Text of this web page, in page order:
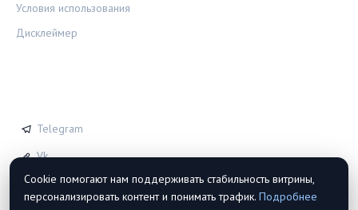
Условия использования
Дисклеймер
Telegram
Vk
Cookie помогают нам поддерживать стабильность витрины,
персонализировать контент и понимать трафик. Подробнее